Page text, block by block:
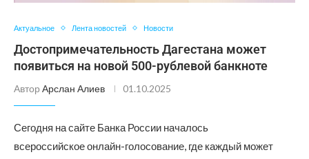
Актуальное Лента новостей Новости
Достопримечательность Дагестана может
появиться на новой 500-рублевой банкноте
Автор Арслан Алиев 01.10.2025
Сегодня на сайте Банка России началось
всероссийское онлайн-голосование, где каждый может